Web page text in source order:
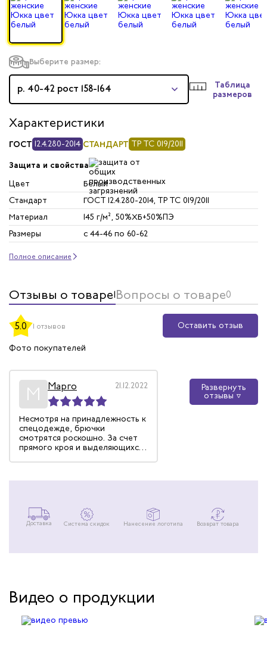
Выберите размер:
р. 40-42 рост 158-164
Таблица
размеров
Характеристики
ГОСТ 12.4.280-2014 СТАНДАРТ ТР ТС 019/2011
Защита и свойства
Цвет
Белый
Стандарт
ГОСТ 12.4.280-2014, ТР ТС 019/2011
Материал
145 г/м², 50%ХБ+50%ПЭ
Размеры
с 44-46 по 60-62
Полное описание
Отзывы о товаре1Вопросы о товаре0
5.0 1 отзывов
Оставить отзыв
Фото покупателей
М Марго 21.12.2022
Несмотря на принадлежность к
спецодежде, брючки
смотрятся роскошно. За счет
прямого кроя и выделяющихся
придают элегантности и
Развернуть
отзывы
Доставка Система скидок Нанесение логотипа Возврат товара
Видео о продукции